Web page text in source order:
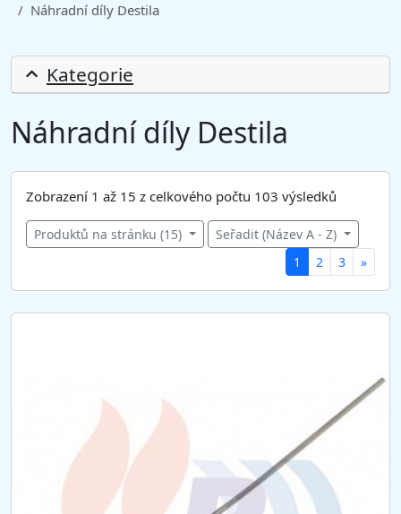
Náhradní díly Destila
Kategorie
Náhradní díly Destila
Zobrazení 1 až 15 z celkového počtu 103 výsledků
Produktů na stránku (15)
Seřadit (Název A - Z)
1
c
r
2 3 »